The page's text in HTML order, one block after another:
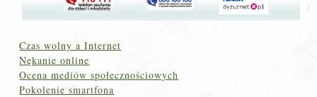
Czas wolny a Internet
Nękanie online
Ocena mediów społecznościowych
Pokolenie smartfona